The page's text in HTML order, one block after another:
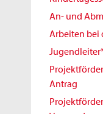
An- und
Arbeiten bei
Antrag